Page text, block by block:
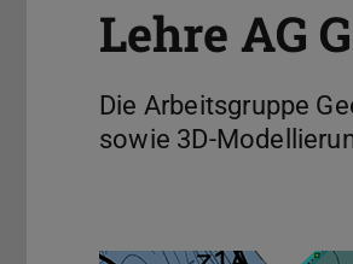
Lehre AG
Die Arbeitsgruppe
sowie 3D-